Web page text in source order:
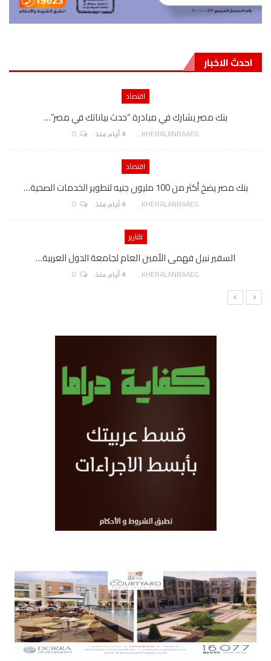
احدث الاخبار
اقتصاد
بنك مصر يشارك في مبادرة “حدث بياناتك في مصر”…
AKHERALANBAAEG 4 أيام منذ
اقتصاد
بنك مصر يضخ أكثر من 100 مليون جنيه لتطوير الخدمات الصحية…
AKHERALANBAAEG 4 أيام منذ
تقارير
السفير نببل فهمى الأمين العام لجامعة الدول العربية…
AKHERALANBAAEG 4 أيام منذ